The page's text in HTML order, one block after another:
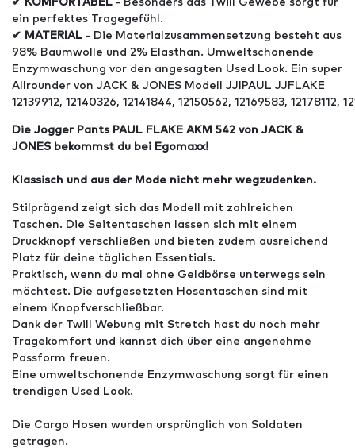
ein perfektes Tragegefühl.
✔ MATERIAL - Die Materialzusammensetzung besteht aus
98% Baumwolle und 2% Elasthan. Umweltschonende
Enzymwaschung vor den angesagten Used Look. Ein super
Allrounder von JACK & JONES Modell JJIPAUL JJFLAKE
12139912, 12140326, 12141844, 12150562, 12169583, 12178112,
Die Jogger Pants PAUL FLAKE AKM 542 von JACK &
JONES bekommst du bei Egomaxx!
Klassisch und aus der Mode nicht mehr wegzudenken.
Stilprägend zeigt sich das Modell mit zahlreichen
Taschen. Die Seitentaschen lassen sich mit einem
Druckknopf verschließen und bieten zudem ausreichend
Platz für deine täglichen Essentials.
Praktisch, wenn du mal ohne Geldbörse unterwegs sein
möchtest. Die aufgesetzten Hosentaschen sind mit
einem Knopfverschließbar.
Dank der Twill Webung mit Stretch hast du noch mehr
Tragekomfort und kannst dich über eine angenehme
Passform freuen.
Eine umweltschonende Enzymwaschung sorgt für einen
trendigen Used Look.
Die Cargo Hosen wurden ursprünglich von Soldaten
getragen.